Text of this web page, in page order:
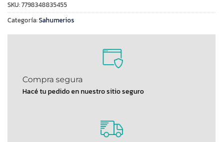
SKU:7798348835455
Categoría:Sahumerios
Compra segura
Hacé tu pedido en nuestro sitio seguro